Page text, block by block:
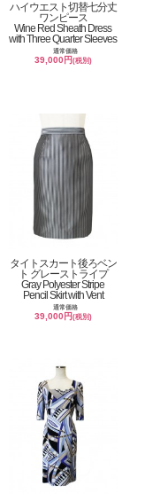
ハイウエスト切替七分丈
ワンピース
Wine Red Sheath Dress
with Three Quarter Sleeves
通常価格
39,000円 (税別)
タイトスカート後ろベン
ト グレーストライプ
Gray Polyester Stripe
Pencil Skirt with Vent
通常価格
39,000円 (税別)